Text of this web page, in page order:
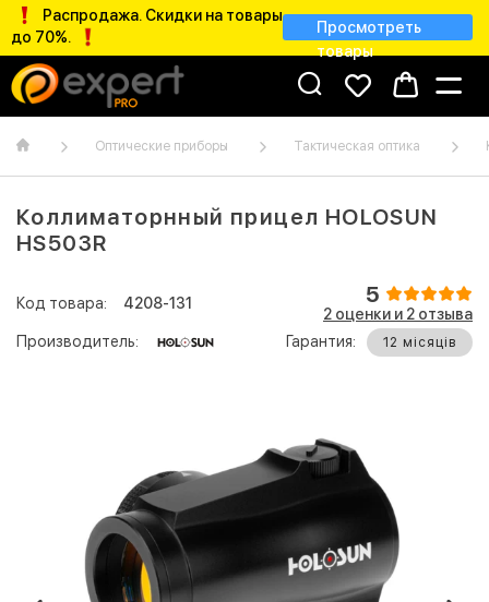
Распродажа. Скидки на товары
до 70%.
Просмотреть
товары
Оптические приборы Тактическая оптика
Коллиматорнный прицел HOLOSUN
HS503R
Код товара: 4208-131 5
2 оценки и 2 отзывa
Производитель:
Гарантия: 12 місяців